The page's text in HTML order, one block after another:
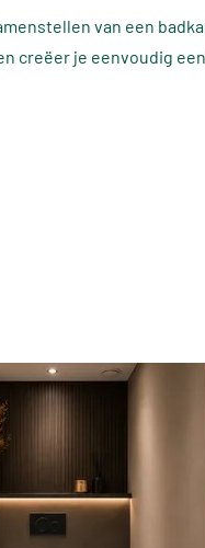
van een
creëer je eenvoudig